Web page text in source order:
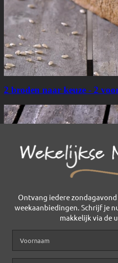
Ontvang iedere
weekaanbiedingen. Schrijf je
makkelijk via de